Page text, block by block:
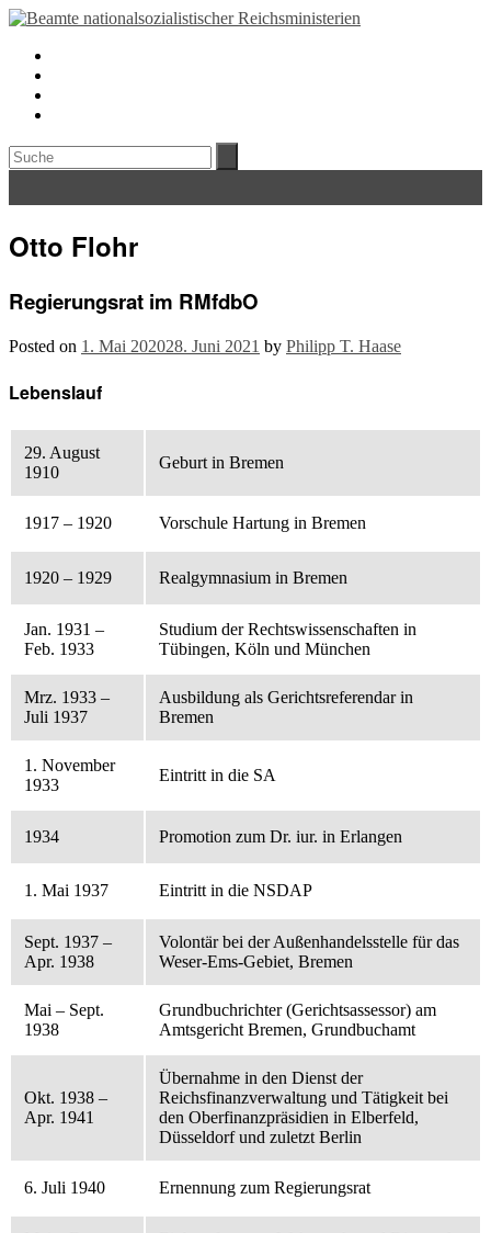
Otto Flohr
Regierungsrat im RMfdbO
Posted on 1. Mai 202028. Juni 2021 by Philipp T. Haase
Lebenslauf
29. August
1910
Geburt in Bremen
1917 – 1920 Vorschule Hartung in Bremen
1920 – 1929 Realgymnasium in Bremen
Jan. 1931 –
Feb. 1933
Studium der Rechtswissenschaften in
Tübingen, Köln und München
Mrz. 1933 –
Juli 1937
Ausbildung als Gerichtsreferendar in
Bremen
1. November
1933
Eintritt in die SA
1934 Promotion zum Dr. iur. in Erlangen
1. Mai 1937 Eintritt in die NSDAP
Sept. 1937 –
Apr. 1938
Volontär bei der Außenhandelsstelle für das
Weser-Ems-Gebiet, Bremen
Mai – Sept.
1938
Grundbuchrichter (Gerichtsassessor) am
Amtsgericht Bremen, Grundbuchamt
Okt. 1938 –
Apr. 1941
Übernahme in den Dienst der
Reichsfinanzverwaltung und Tätigkeit bei
den Oberfinanzpräsidien in Elberfeld,
Düsseldorf und zuletzt Berlin
6. Juli 1940 Ernennung zum Regierungsrat